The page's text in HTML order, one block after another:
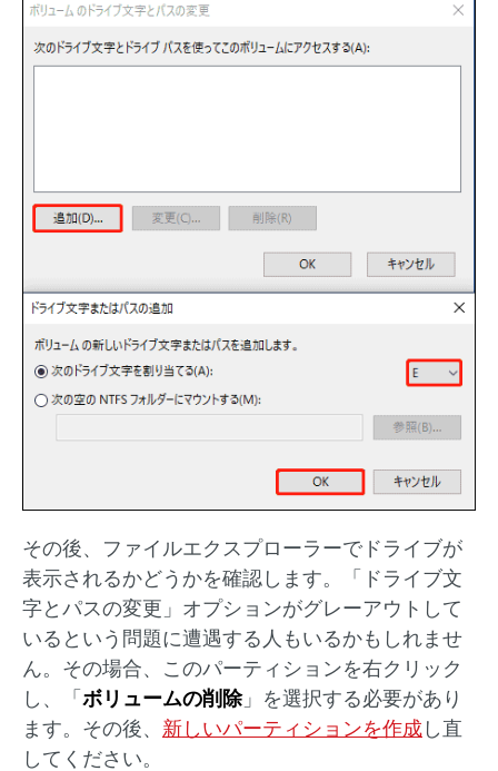
その後、ファイルエクスプローラーでドライブが
表示されるかどうかを確認します。「ドライブ文
字とパスの変更」オプションがグレーアウトして
いるという問題に遭遇する人もいるかもしれませ
ん。その場合、このパーティションを右クリック
し、「 ボリュームの削除」を選択する必要があり
ます。その後、 新しいパーティションを作成し直
してください。